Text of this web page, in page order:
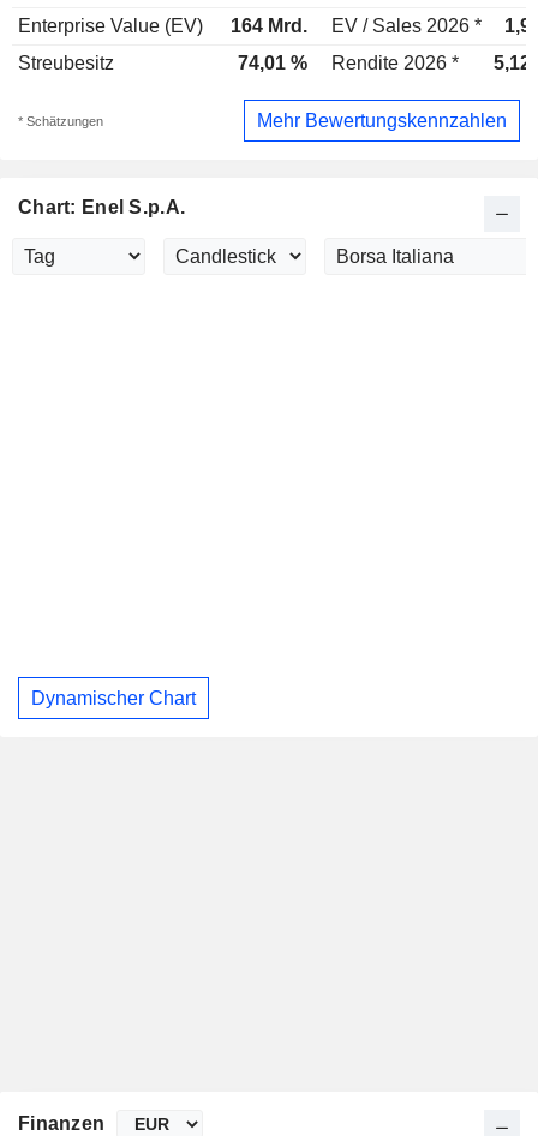
Enterprise Value (EV)
164 Mrd. EV / Sales 2026 *
Streubesitz
74,01 % Rendite 2026 * 5,12
* Schätzungen Mehr Bewertungskennzahlen
Chart: Enel S.p.A.
Dynamischer Chart
Finanzen